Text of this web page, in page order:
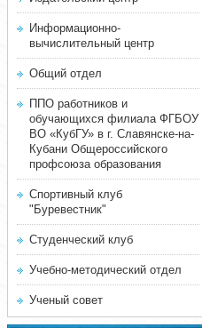
Информационно-
вычислительный центр
Общий отдел
ППО работников и
обучающихся филиала ФГБОУ
ВО «КубГУ» в г. Славянске-на-
Кубани Общероссийского
профсоюза образования
Спортивный клуб
"Буревестник"
Студенческий клуб
Учебно-методический отдел
Ученый совет